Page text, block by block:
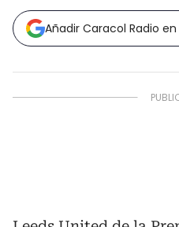
Añadir Caracol Radio